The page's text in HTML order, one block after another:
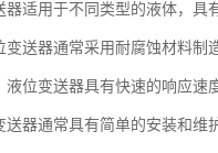
适用于不同类型的液体，具
送器通常采用耐腐蚀材料制
位变送器具有快速的响应速
器通常具有简单的安装和维